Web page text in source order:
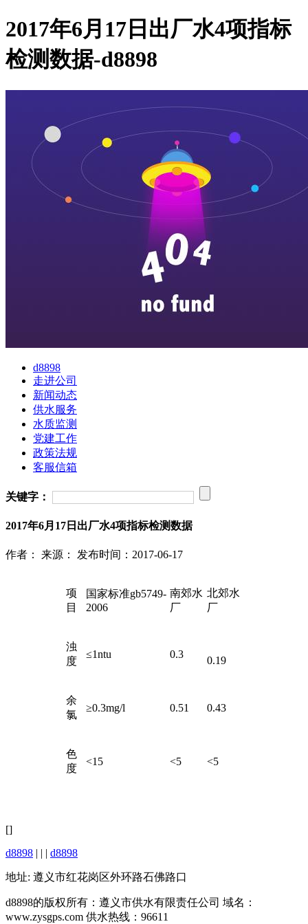
2017年6月17日出厂水4项指标
检测数据-d8898
d8898
走进公司
新闻动态
供水服务
水质监测
党建工作
政策法规
客服信箱
关键字：
2017年6月17日出厂水4项指标检测数据
作者： 来源： 发布时间：2017-06-17
项
目
国家标准gb5749-
2006
南郊水
厂
北郊水
厂
浊
度
≤1ntu 0.3
0.19
余
氯
≥0.3mg/l 0.51 0.43
色
度
<15 <5 <5
[]
d8898 | | | d8898
地址: 遵义市红花岗区外环路石佛路口
d8898的版权所有：遵义市供水有限责任公司 域名：
www.zysgps.com 供水热线：96611